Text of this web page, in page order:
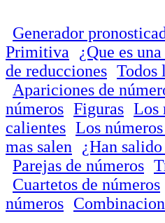
Generador
Primitiva
¿Que es
de reducciones Todos
Apariciones de
números Figuras Los
calientes Los
mas salen
¿Han
Parejas de números
Cuartetos de números
números